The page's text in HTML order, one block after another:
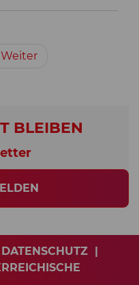
Weiter
BLEIBEN
DATENSCHUTZ